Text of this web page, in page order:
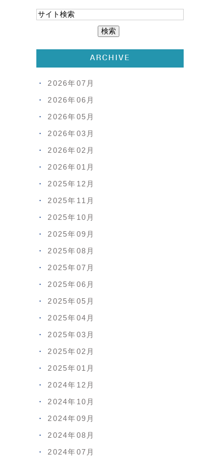
ARCHIVE
2026年07月
2026年06月
2026年05月
2026年03月
2026年02月
2026年01月
2025年12月
2025年11月
2025年10月
2025年09月
2025年08月
2025年07月
2025年06月
2025年05月
2025年04月
2025年03月
2025年02月
2025年01月
2024年12月
2024年10月
2024年09月
2024年08月
2024年07月